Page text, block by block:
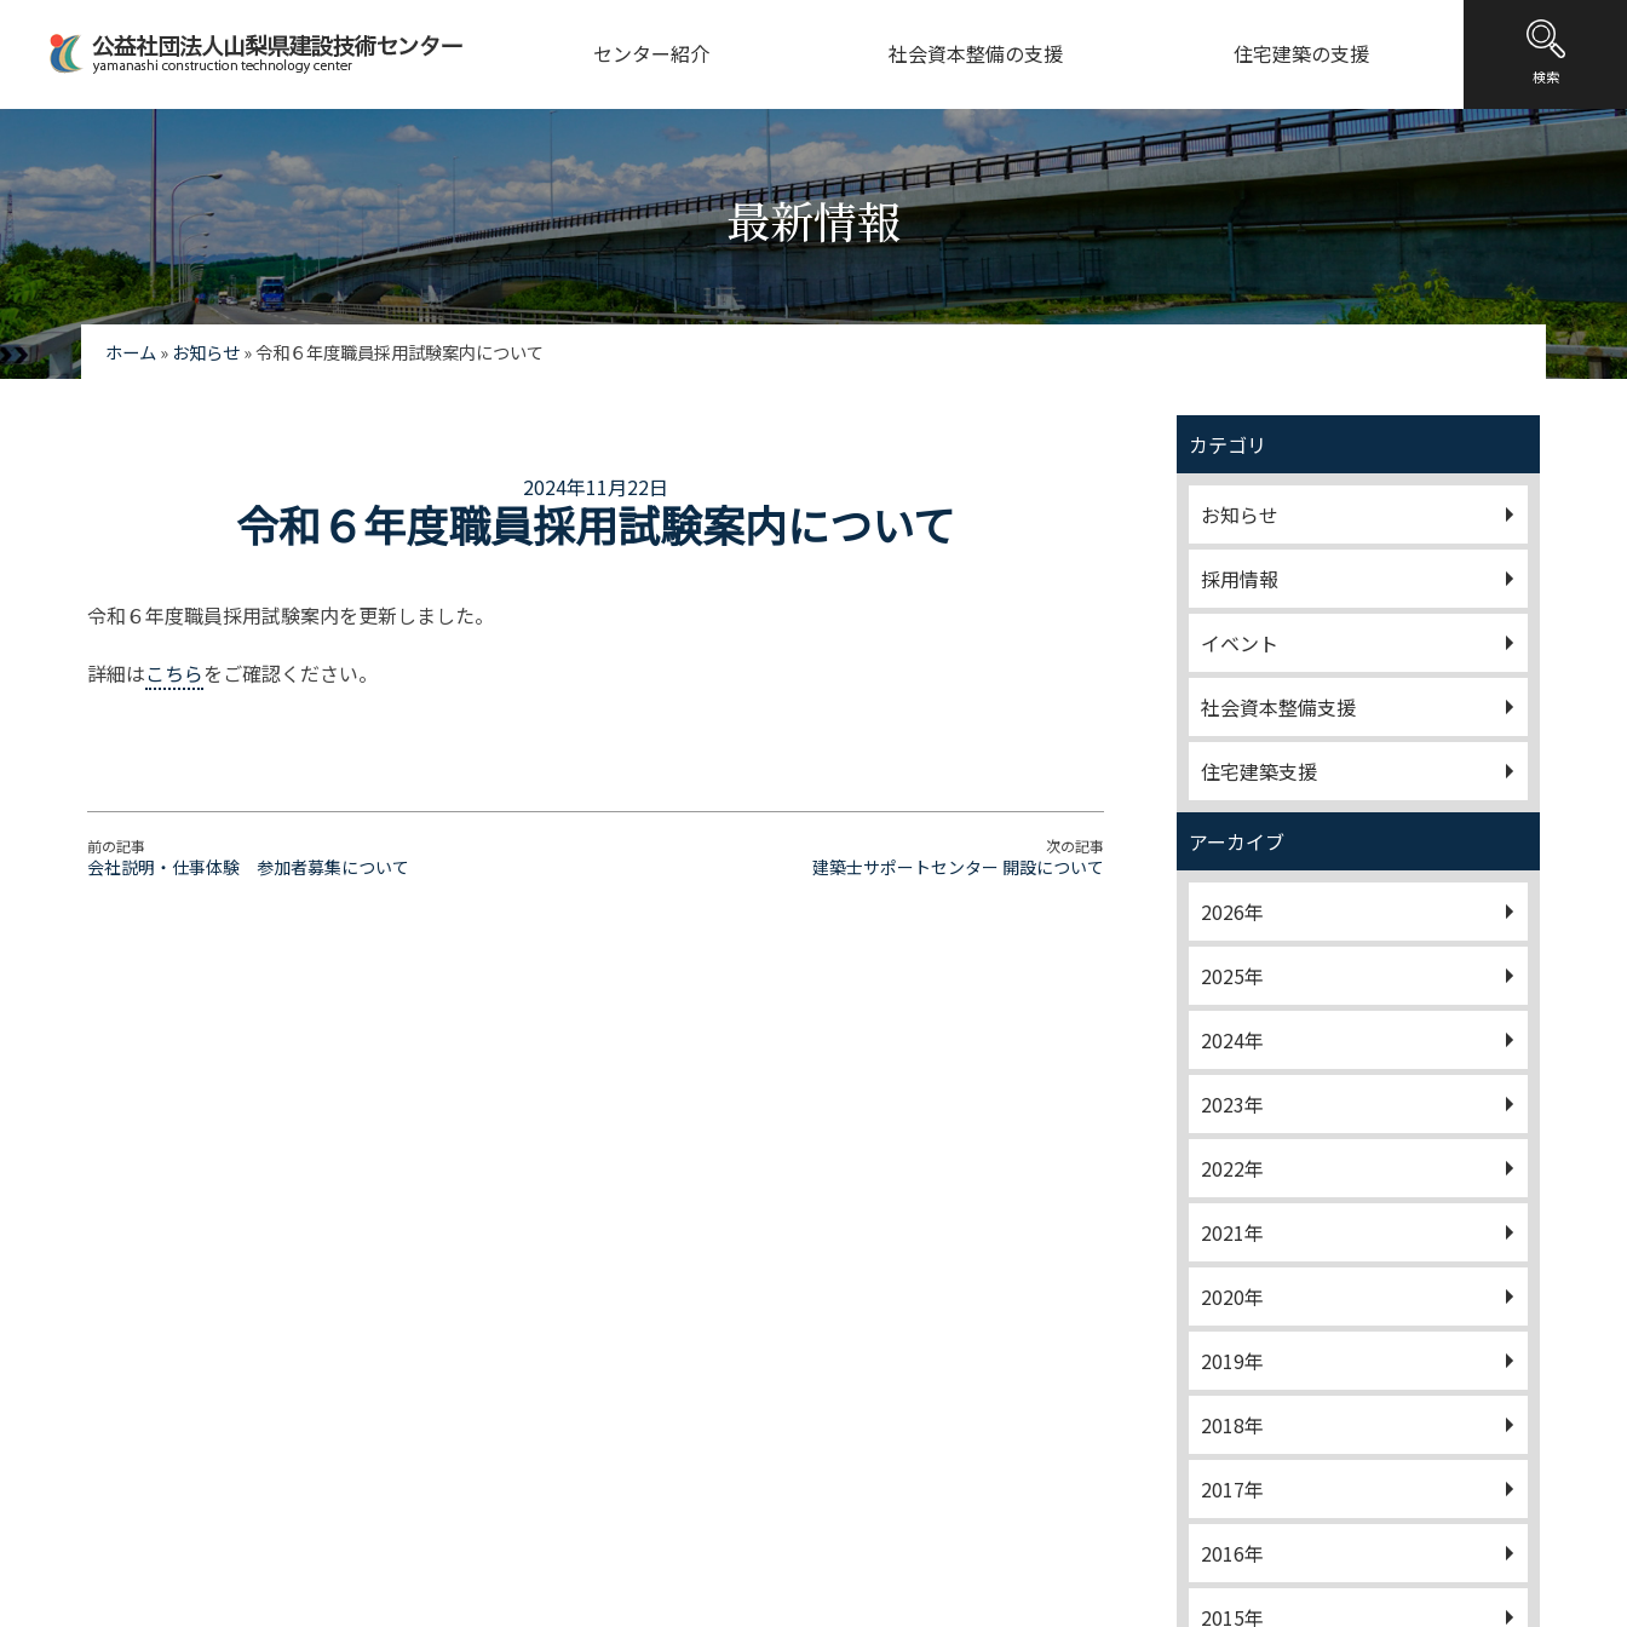
センター紹介 社会資本整備の支援 住宅建築の支援
検索
最新情報
ホーム » お知らせ»令和６年度職員採用試験案内について
2024年11月22日
令和６年度職員採用試験案内について
令和６年度職員採用試験案内を更新しました。
詳細はこちらをご確認ください。
前の記事
会社説明・仕事体験 参加者募集について
次の記事
建築士サポートセンター 開設について
カテゴリ
お知らせ
採用情報
イベント
社会資本整備支援
住宅建築支援
アーカイブ
2026年
2025年
2024年
2023年
2022年
2021年
2020年
2019年
2018年
2017年
2016年
2015年